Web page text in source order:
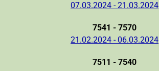
07.03.2024 - 21.03.2024
7541 - 7570
21.02.2024 - 06.03.2024
7511 - 7540